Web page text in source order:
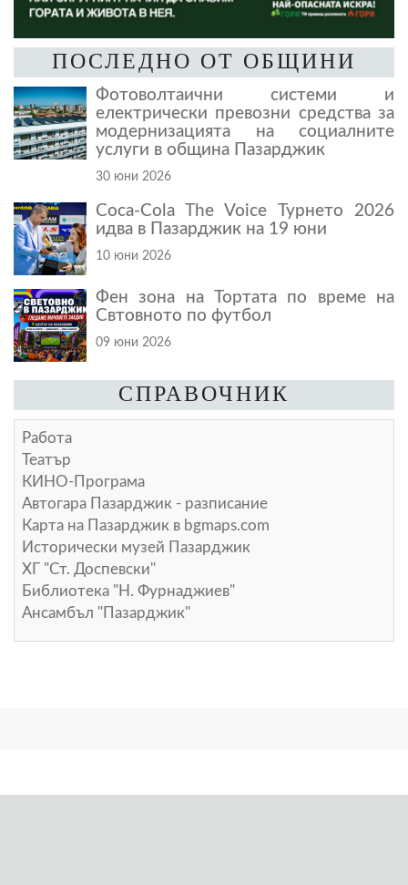
ПОСЛЕДНО ОТ ОБЩИНИ
Фотоволтаични системи и
електрически превозни средства за
модернизацията на социалните
услуги в община Пазарджик
30 юни 2026
Coca-Cola The Voice Турнето 2026
идва в Пазарджик на 19 юни
10 юни 2026
Фен зона на Тортата по време на
Свтовното по футбол
09 юни 2026
СПРАВОЧНИК
Работа
Театър
КИНО-Програма
Автогара Пазарджик - разписание
Карта на Пазарджик в bgmaps.com
Исторически музей Пазарджик
ХГ "Ст. Доспевски"
Библиотека "Н. Фурнаджиев"
Ансамбъл "Пазарджик"